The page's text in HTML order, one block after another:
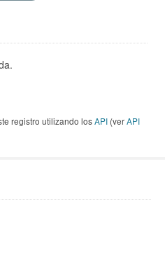
registro utilizando losAPI (verAPI